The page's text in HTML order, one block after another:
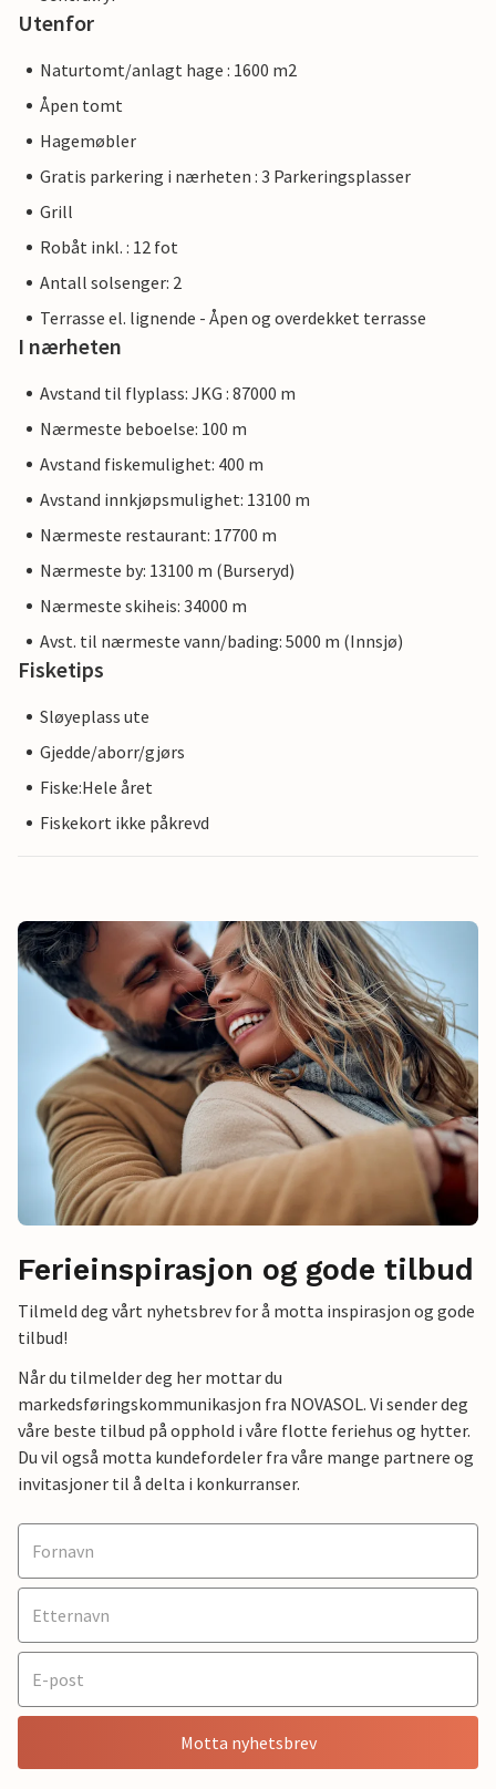
Utenfor
Naturtomt/anlagt hage : 1600 m2
Åpen tomt
Hagemøbler
Gratis parkering i nærheten : 3 Parkeringsplasser
Grill
Robåt inkl. : 12 fot
Antall solsenger: 2
Terrasse el. lignende - Åpen og overdekket terrasse
I nærheten
Avstand til flyplass: JKG : 87000 m
Nærmeste beboelse: 100 m
Avstand fiskemulighet: 400 m
Avstand innkjøpsmulighet: 13100 m
Nærmeste restaurant: 17700 m
Nærmeste by: 13100 m (Burseryd)
Nærmeste skiheis: 34000 m
Avst. til nærmeste vann/bading: 5000 m (Innsjø)
Fisketips
Sløyeplass ute
Gjedde/aborr/gjørs
Fiske:Hele året
Fiskekort ikke påkrevd
Ferieinspirasjon og gode tilbud
Tilmeld deg vårt nyhetsbrev for å motta inspirasjon og gode
tilbud!
Når du tilmelder deg her mottar du
markedsføringskommunikasjon fra NOVASOL. Vi sender deg
våre beste tilbud på opphold i våre flotte feriehus og hytter.
Du vil også motta kundefordeler fra våre mange partnere og
invitasjoner til å delta i konkurranser.
Motta nyhetsbrev